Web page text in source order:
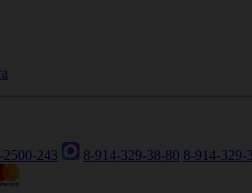
2500-243 8-914-329-38-80 8-914-329-